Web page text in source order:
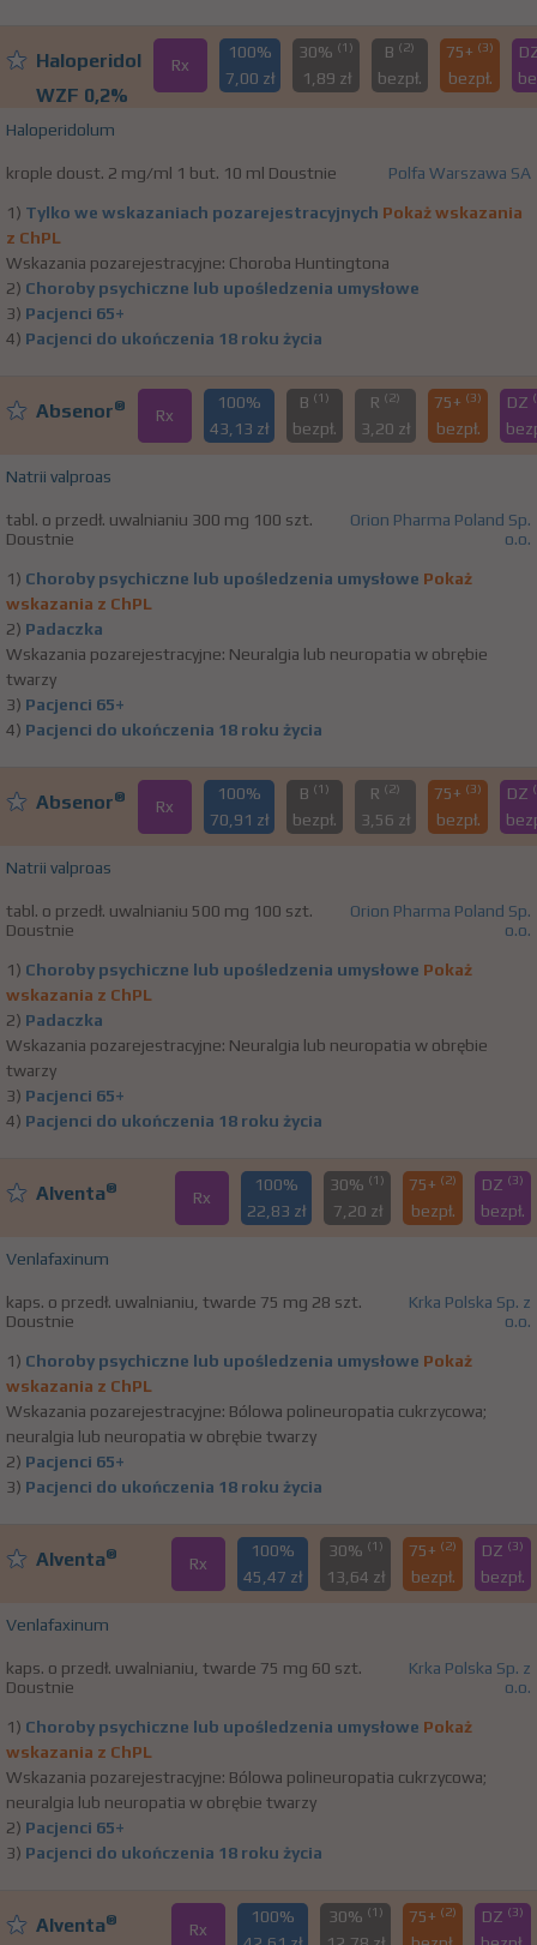
Haloperidol
WZF 0,2%
Rx
100%
7,00 zł
30% (1)
1,89 zł
B (2)
bezpł.
75+ (3)
bezpł.
Haloperidolum
krople doust. 2 mg/ml 1 but. 10 ml Doustnie Polfa Warszawa SA
1) Tylko we wskazaniach pozarejestracyjnych Pokaż wskazania
z ChPL
Wskazania pozarejestracyjne: Choroba Huntingtona
2) Choroby psychiczne lub upośledzenia umysłowe
3) Pacjenci 65+
4) Pacjenci do ukończenia 18 roku życia
Absenor® Rx
100%
43,13 zł
B (1)
bezpł.
R (2)
3,20 zł
75+ (3)
bezpł.
DZ
Natrii valproas
tabl. o przedł. uwalnianiu 300 mg 100 szt.
Doustnie
Orion Pharma Poland Sp.
o.o.
1) Choroby psychiczne lub upośledzenia umysłowe Pokaż
wskazania z ChPL
2) Padaczka
Wskazania pozarejestracyjne: Neuralgia lub neuropatia w obrębie
twarzy
3) Pacjenci 65+
4) Pacjenci do ukończenia 18 roku życia
Absenor® Rx
100%
70,91 zł
B (1)
bezpł.
R (2)
3,56 zł
75+ (3)
bezpł.
DZ
Natrii valproas
tabl. o przedł. uwalnianiu 500 mg 100 szt.
Doustnie
Orion Pharma Poland Sp.
o.o.
1) Choroby psychiczne lub upośledzenia umysłowe Pokaż
wskazania z ChPL
2) Padaczka
Wskazania pozarejestracyjne: Neuralgia lub neuropatia w obrębie
twarzy
3) Pacjenci 65+
4) Pacjenci do ukończenia 18 roku życia
Alventa® Rx
100%
22,83 zł
30% (1)
7,20 zł
75+ (2)
bezpł.
DZ (3)
bezpł.
Venlafaxinum
kaps. o przedł. uwalnianiu, twarde 75 mg 28 szt.
Doustnie
Krka Polska Sp. z
o.o.
1) Choroby psychiczne lub upośledzenia umysłowe Pokaż
wskazania z ChPL
Wskazania pozarejestracyjne: Bólowa polineuropatia cukrzycowa;
neuralgia lub neuropatia w obrębie twarzy
2) Pacjenci 65+
3) Pacjenci do ukończenia 18 roku życia
Alventa® Rx
100%
45,47 zł
30% (1)
13,64 zł
75+ (2)
bezpł.
DZ (3)
bezpł.
Venlafaxinum
kaps. o przedł. uwalnianiu, twarde 75 mg 60 szt.
Doustnie
Krka Polska Sp. z
o.o.
1) Choroby psychiczne lub upośledzenia umysłowe Pokaż
wskazania z ChPL
Wskazania pozarejestracyjne: Bólowa polineuropatia cukrzycowa;
neuralgia lub neuropatia w obrębie twarzy
2) Pacjenci 65+
3) Pacjenci do ukończenia 18 roku życia
Alventa® Rx
100%
30% (1) 75+ (2) DZ (3)